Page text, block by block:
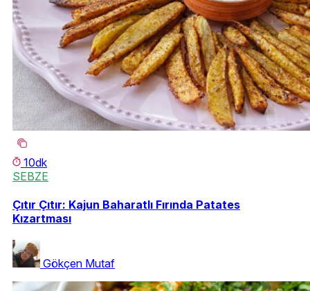
10dk
SEBZE
Çıtır Çıtır: Kajun Baharatlı Fırında Patates
Kızartması
Gökçen Mutaf